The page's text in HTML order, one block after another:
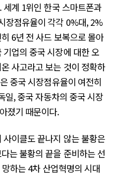
계 1위인 한국 스마트폰과
장점유율이 각각 0%대, 2%
6년 전 사드 보복으로 몰아
업의 중국 시장에 대한 오
사고라고 보는 것이 정확하
중국 시장점유율이 여전히
일, 중국 자동차의 중국 시장
졌기 때문이다.
이클도 끝나지 않는 불황은
는 불황의 끝을 준비하는 선
하는 4차 산업혁명의 시대